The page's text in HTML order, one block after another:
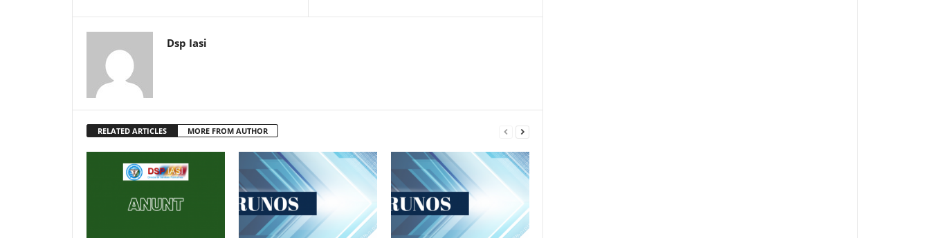
Dsp Iasi
RELATED ARTICLES MORE FROM AUTHOR